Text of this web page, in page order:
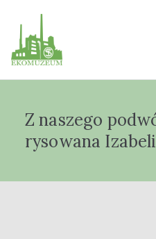
Z naszego
rysowana